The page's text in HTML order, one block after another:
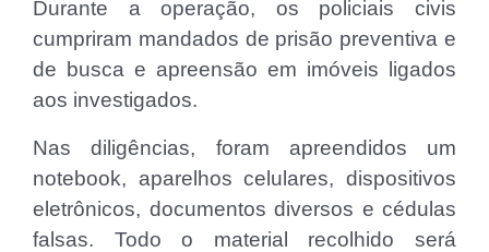
Durante a operação, os policiais civis
cumpriram mandados de prisão preventiva e
de busca e apreensão em imóveis ligados
aos investigados.
Nas diligências, foram apreendidos um
notebook, aparelhos celulares, dispositivos
eletrônicos, documentos diversos e cédulas
falsas. Todo o material recolhido será